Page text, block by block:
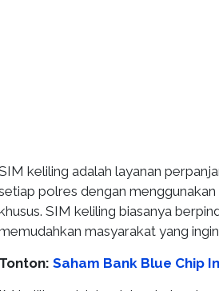
keliling adalah layanan
polres dengan
SIM keliling biasanya
masyarakat yang
Tonton: Saham Bank Blue Chip